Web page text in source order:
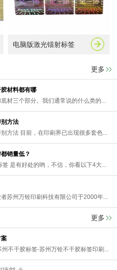
电脑版激光镭射标签
更多
材料都有哪
材三个部分。我们通常说的什么类的...
方法
方法 目前，在印刷界已出现很多套色...
销量低？
是有好处的哟，不信，你看以下4大...
苏州万铨印刷科技有限公司于2000年...
更多
不干胶标签-苏州万铨不干胶标签印刷...